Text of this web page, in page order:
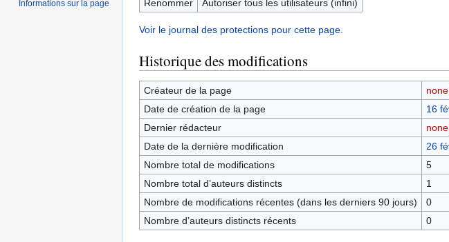
Renommer
Autoriser tous les utilisateurs (infini)
Voir le journal des protections pour cette page.
Historique des modifications
Créateur de la page none
Date de création de la page
16
Dernier rédacteur
none
Date de la dernière modification
26
Nombre total de modifications
5
Nombre total d’auteurs distincts
1
Nombre de modifications récentes (dans les derniers 90 jours)
0
Nombre d’auteurs distincts récents
0
Informations sur la page